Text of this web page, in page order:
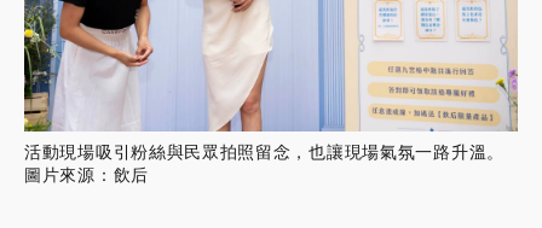
活動現場吸引粉絲與民眾拍照留念，也讓現場氣氛一路升溫。
圖片來源：飲后